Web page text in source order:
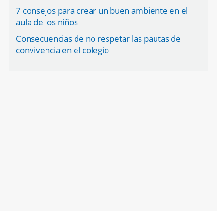
7 consejos para crear un buen ambiente en el
aula de los niños
Consecuencias de no respetar las pautas de
convivencia en el colegio